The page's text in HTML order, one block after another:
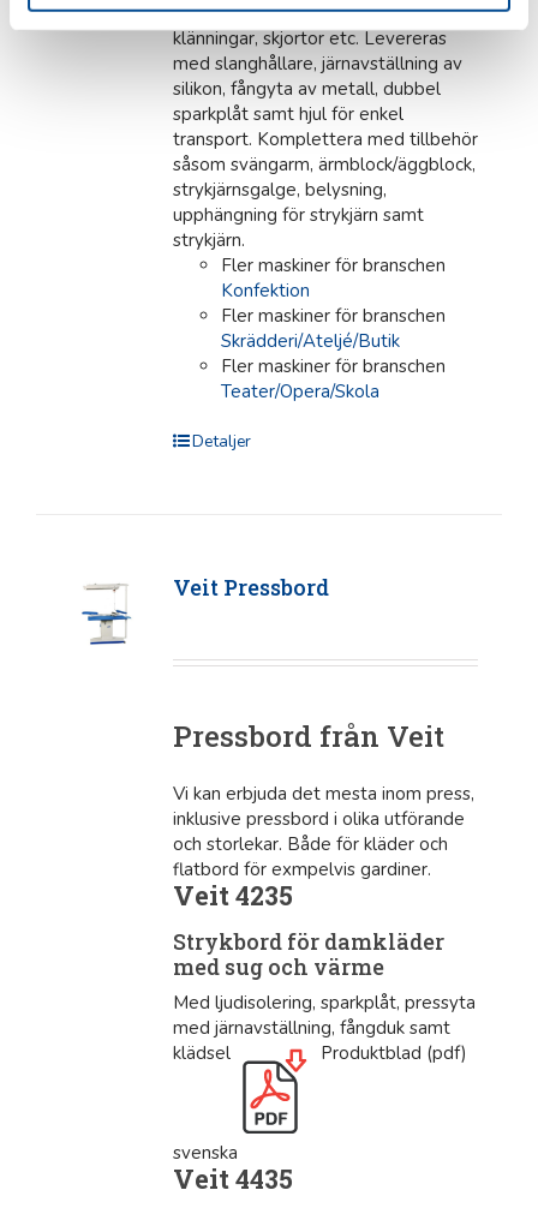
För dam-/barnkläder, kjolar,
klänningar, skjortor etc. Levereras
med slanghållare, järnavställning av
silikon, fångyta av metall, dubbel
sparkplåt samt hjul för enkel
transport. Komplettera med tillbehör
såsom svängarm, ärmblock/äggblock,
strykjärnsgalge, belysning,
upphängning för strykjärn samt
strykjärn.
Fler maskiner för branschen
Konfektion
Fler maskiner för branschen
Skrädderi/Ateljé/Butik
Fler maskiner för branschen
Teater/Opera/Skola
Detaljer
Veit Pressbord
Pressbord från Veit
Vi kan erbjuda det mesta inom press,
inklusive pressbord i olika utförande
och storlekar. Både för kläder och
flatbord för exmpelvis gardiner.
Veit 4235
Strykbord för damkläder
med sug och värme
Med ljudisolering, sparkplåt, pressyta
med järnavställning, fångduk samt
klädsel
Produktblad (pdf)
svenska
Veit 4435